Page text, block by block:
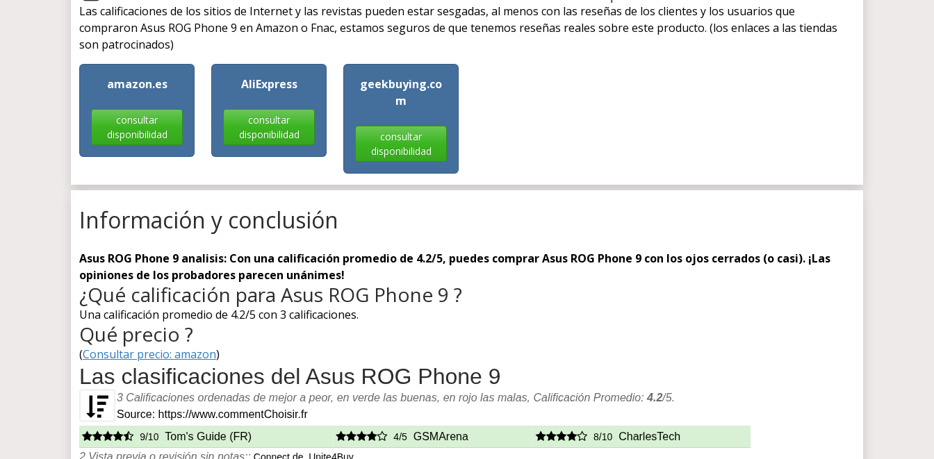
Las calificaciones de los sitios de Internet y las revistas pueden estar sesgadas, al menos con las reseñas de los clientes y los usuarios que
compraron Asus ROG Phone 9 en Amazon o Fnac, estamos seguros de que tenemos reseñas reales sobre este producto. (los enlaces a las tiendas
son patrocinados)
amazon.es
consultar
disponibilidad
AliExpress
consultar
disponibilidad
geekbuying.co
m
consultar
disponibilidad
Información y conclusión
Asus ROG Phone 9 analisis: Con una calificación promedio de 4.2/5, puedes comprar Asus ROG Phone 9 con los ojos cerrados (o casi). ¡Las
opiniones de los probadores parecen unánimes!
¿Qué calificación para Asus ROG Phone 9 ?
Una calificación promedio de 4.2/5 con 3 calificaciones.
Qué precio ?
(Consultar precio: amazon)